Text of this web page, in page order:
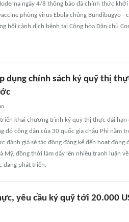
ngày 4/8 thông báo đã chính thức
phòng virus Ebola chủng Bundibugyo -
bối cảnh dịch bệnh tại Cộng hòa Dân chủ
dụng chính sách ký quỹ thị
khai chương trình ký quỹ thị thực dài
đó công dân của 30 quốc gia châu Phi nằm
đánh giá sẽ tác động đáng kể đến hoạt động
Mỹ, đồng thời làm dấy lên nhiều tranh luận
đang phát triển.
yêu cầu ký quỹ tới 20.000